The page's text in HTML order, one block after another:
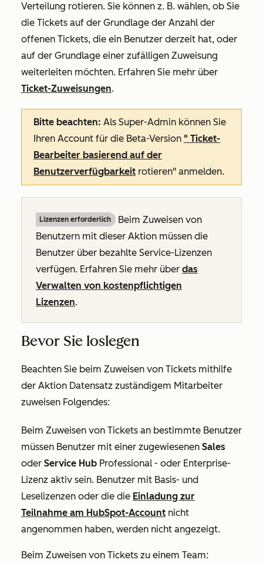
Verteilung rotieren. Sie können z. B. wählen, ob Sie
die Tickets auf der Grundlage der Anzahl der
offenen Tickets, die ein Benutzer derzeit hat, oder
auf der Grundlage einer zufälligen Zuweisung
weiterleiten möchten. Erfahren Sie mehr über
Ticket-Zuweisungen.
Bitte beachten: Als Super-Admin können Sie
Ihren Account für die Beta-Version " Ticket-
Bearbeiter basierend auf der
Benutzerverfügbarkeit rotieren" anmelden.
Lizenzen erforderlich
Beim Zuweisen von
Benutzern mit dieser Aktion müssen die
Benutzer über bezahlte Service-Lizenzen
verfügen. Erfahren Sie mehr über das
Verwalten von kostenpflichtigen
Lizenzen.
Bevor Sie loslegen
Beachten Sie beim Zuweisen von Tickets mithilfe
der Aktion Datensatz zuständigem Mitarbeiter
zuweisen Folgendes:
Beim Zuweisen von Tickets an bestimmte Benutzer
müssen Benutzer mit einer zugewiesenen Sales
oder Service Hub Professional - oder Enterprise-
Lizenz aktiv sein. Benutzer mit Basis- und
Leselizenzen oder die die Einladung zur
Teilnahme am HubSpot-Account nicht
angenommen haben, werden nicht angezeigt.
Beim Zuweisen von Tickets zu einem Team: